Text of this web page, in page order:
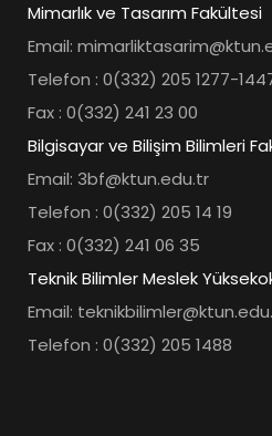
Mimarlık ve Tasarım Fakültesi
Email:
Telefon : 0(332) 205 1277-
Fax : 0(332) 241 23 00
Bilgisayar ve Bilişim Bilimleri
Email: 3bf@ktun.edu.tr
Telefon : 0(332) 205 14 19
Fax : 0(332) 241 06 35
Teknik Bilimler Meslek
Email:
Telefon : 0(332) 205 1488